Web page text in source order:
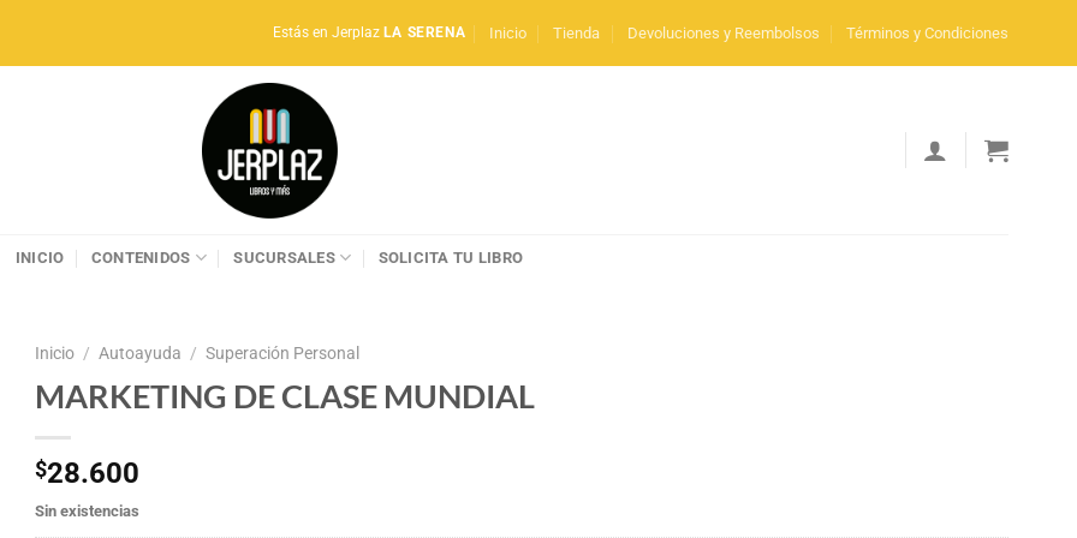
Estás en Jerplaz LA SERENA Inicio Tienda Devoluciones y Reembolsos Términos y Condiciones
INICIO CONTENIDOS SUCURSALES SOLICITA TU LIBRO
Inicio / Autoayuda / Superación Personal
MARKETING DE CLASE MUNDIAL
$28.600
Sin existencias